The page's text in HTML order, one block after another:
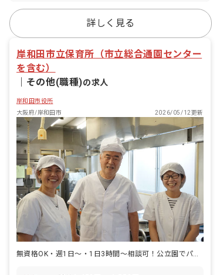
詳しく見る
岸和田市立保育所（市立総合通園センター
を含む）
その他(職種)の求人
岸和田市役所
大阪府/岸和田市
2026/05/12更新
無資格OK・週1日～・1日3時間～相談可！公立園でパート調理用務員募集